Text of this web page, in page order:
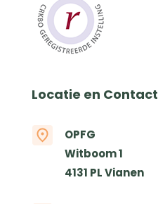
Locatie en Contact
OPFG
Witboom 1
4131 PL Vianen